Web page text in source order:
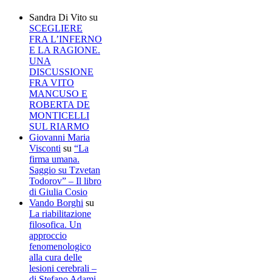
Sandra Di Vito su
SCEGLIERE
FRA L’INFERNO
E LA RAGIONE.
UNA
DISCUSSIONE
FRA VITO
MANCUSO E
ROBERTA DE
MONTICELLI
SUL RIARMO
Giovanni Maria
Visconti su “La
firma umana.
Saggio su Tzvetan
Todorov” – Il libro
di Giulia Cosio
Vando Borghi su
La riabilitazione
filosofica. Un
approccio
fenomenologico
alla cura delle
lesioni cerebrali –